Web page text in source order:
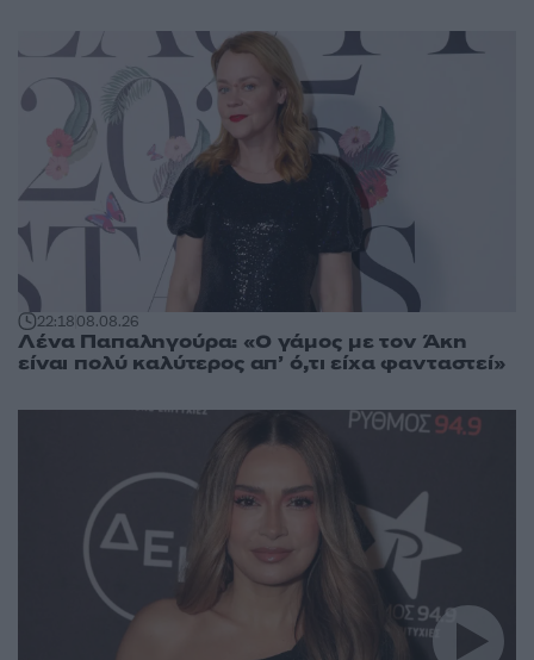
22:1808.08.26
Λένα Παπαληγούρα: «Ο γάμος με τον Άκη
είναι πολύ καλύτερος απ’ ό,τι είχα φανταστεί»